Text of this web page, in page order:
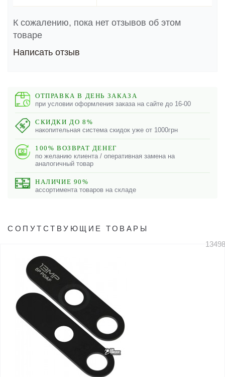
К сожалению, пока нет отзывов об этом
товаре
Написать отзыв
ОТПРАВКА В ДЕНЬ ЗАКАЗА
при условии оформления заказа на сайте до 16-00
СКИДКИ ДО 8%
накопительная система скидок уже от 1000грн
100% ВОЗВРАТ ДЕНЕГ
по желанию клиента / оперативная замена на
аналогичный товар
НАЛИЧИЕ 90%
ассортимента товаров на складе
СОПУТСТВУЮЩИЕ ТОВАРЫ